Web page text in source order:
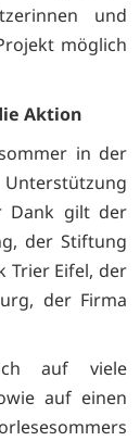
und
möglich
Aktion
in der
Dank gilt der
der Stiftung
Trier Eifel, der
der Firma
auf viele
auf einen